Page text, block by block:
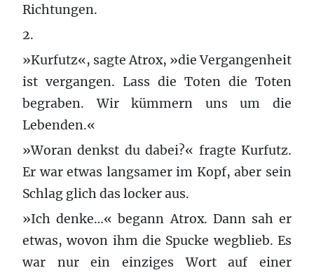
Richtungen.
2.
»Kurfutz«, sagte Atrox, »die Vergangenheit
ist vergangen. Lass die Toten die Toten
begraben. Wir kümmern uns um die
Lebenden.«
»Woran denkst du dabei?« fragte Kurfutz.
Er war etwas langsamer im Kopf, aber sein
Schlag glich das locker aus.
»Ich denke…« begann Atrox. Dann sah er
etwas, wovon ihm die Spucke wegblieb. Es
war nur ein einziges Wort auf einer